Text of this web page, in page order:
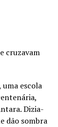
cruzavam
escola
Dizia-
dão sombra